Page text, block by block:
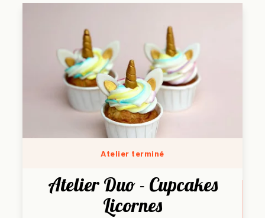
Atelier terminé
Atelier Duo - Cupcakes
Licornes